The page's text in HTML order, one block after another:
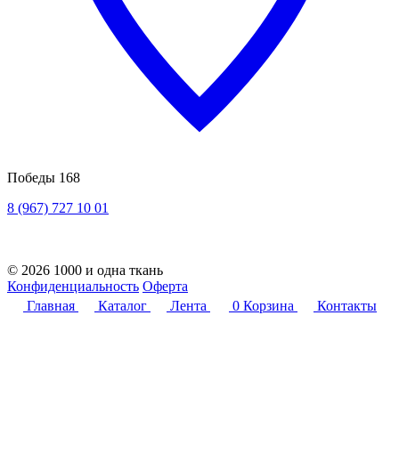
Победы 168
8 (967) 727 10 01
© 2026 1000 и одна ткань
Конфиденциальность Оферта
Главная
Каталог Лента 0 Корзина Контакты